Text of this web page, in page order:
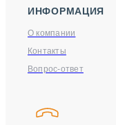
ИНФОРМАЦИЯ
О компании
Контакты
Вопрос-ответ